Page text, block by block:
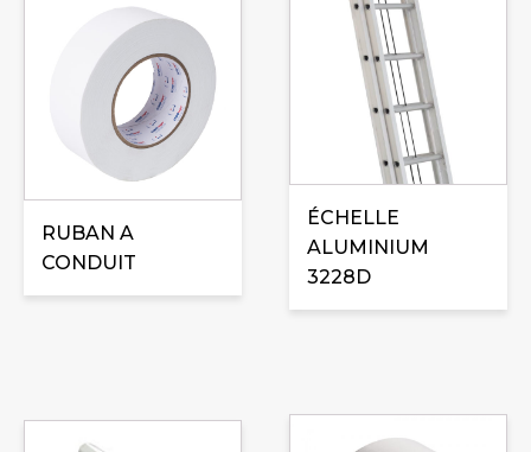
RUBAN A
CONDUIT
plusieurs
variations.
peuvent
être
choisies
sur
ÉCHELLE
ALUMINIUM
3228D